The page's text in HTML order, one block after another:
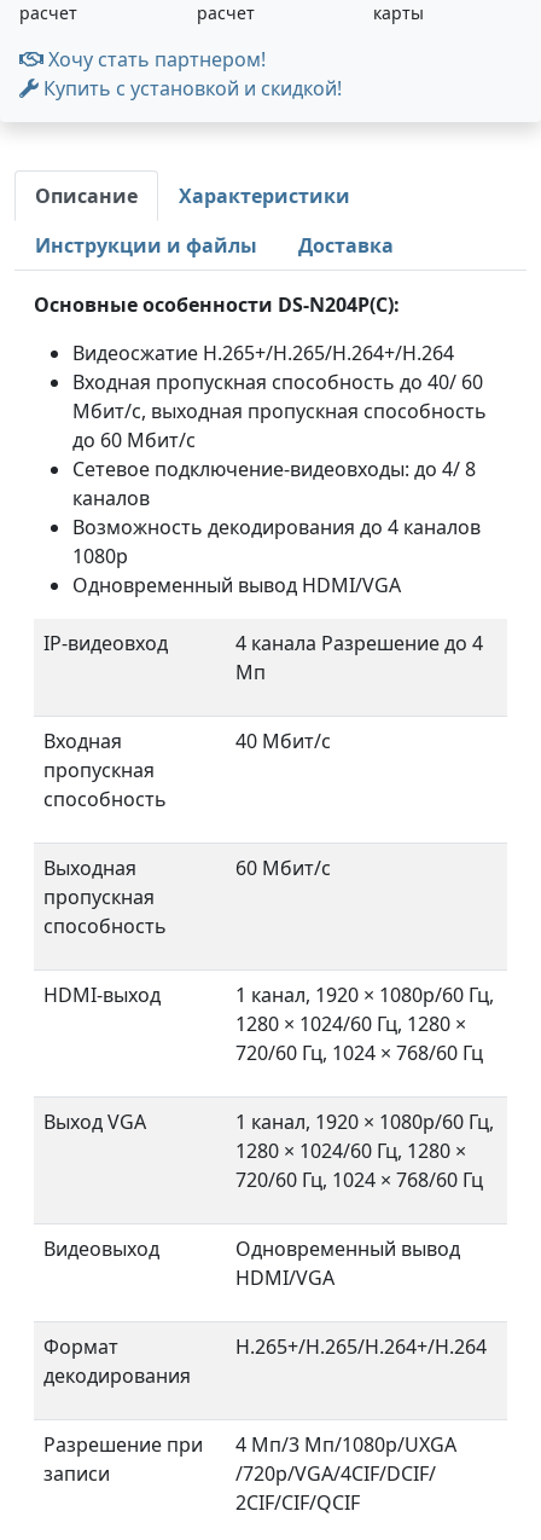
расчет
расчет
карты
Хочу стать партнером!
Купить с установкой и скидкой!
Описание
Характеристики
Инструкции и файлы
Доставка
Основные особенности DS-N204P(C):
Видеосжатие H.265+/H.265/H.264+/H.264
Входная пропускная способность до 40/ 60
Мбит/с, выходная пропускная способность
до 60 Мбит/с
Сетевое подключение-видеовходы: до 4/ 8
каналов
Возможность декодирования до 4 каналов
1080p
Одновременный вывод HDMI/VGA
IP-видеовход
4 канала Разрешение до 4
Мп
Входная
пропускная
способность
40 Мбит/с
Выходная
пропускная
способность
60 Мбит/с
HDMI-выход
1 канал, 1920 × 1080p/60 Гц,
1280 × 1024/60 Гц, 1280 ×
720/60 Гц, 1024 × 768/60 Гц
Выход VGA
1 канал, 1920 × 1080p/60 Гц,
1280 × 1024/60 Гц, 1280 ×
720/60 Гц, 1024 × 768/60 Гц
Видеовыход
Одновременный вывод
HDMI/VGA
Формат
декодирования
H.265+/H.265/H.264+/H.264
Разрешение при
записи
4 Мп/3 Мп/1080p/UXGA
/720p/VGA/4CIF/DCIF/
2CIF/CIF/QCIF